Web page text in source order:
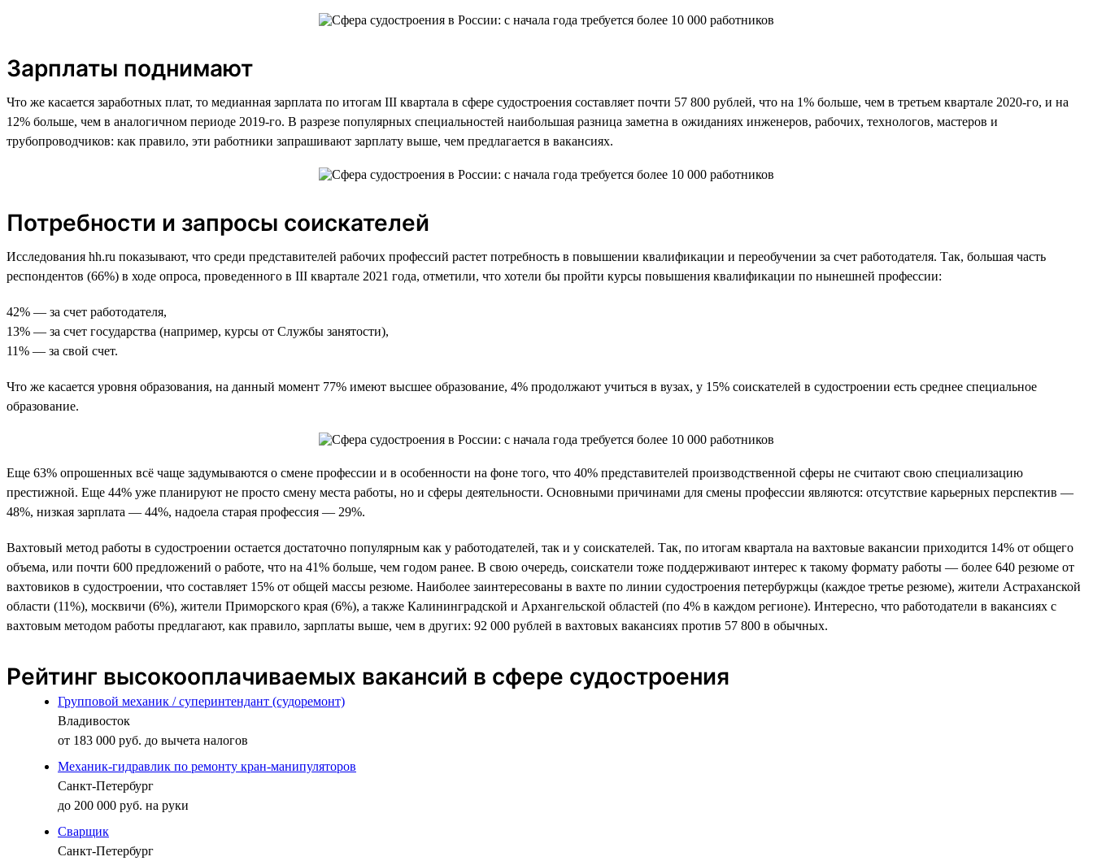
Зарплаты поднимают
Что же касается заработных плат, то медианная зарплата по итогам III квартала в сфере судостроения составляет почти 57 800 рублей, что на 1% больше, чем в третьем квартале 2020-го, и на
12% больше, чем в аналогичном периоде 2019-го. В разрезе популярных специальностей наибольшая разница заметна в ожиданиях инженеров, рабочих, технологов, мастеров и
трубопроводчиков: как правило, эти работники запрашивают зарплату выше, чем предлагается в вакансиях.
Потребности и запросы соискателей
Исследования hh.ru показывают, что среди представителей рабочих профессий растет потребность в повышении квалификации и переобучении за счет работодателя. Так, большая часть
респондентов (66%) в ходе опроса, проведенного в III квартале 2021 года, отметили, что хотели бы пройти курсы повышения квалификации по нынешней профессии:
42% — за счет работодателя,
13% — за счет государства (например, курсы от Службы занятости),
11% — за свой счет.
Что же касается уровня образования, на данный момент 77% имеют высшее образование, 4% продолжают учиться в вузах, у 15% соискателей в судостроении есть среднее специальное
образование.
Еще 63% опрошенных всё чаще задумываются о смене профессии и в особенности на фоне того, что 40% представителей производственной сферы не считают свою специализацию
престижной. Еще 44% уже планируют не просто смену места работы, но и сферы деятельности. Основными причинами для смены профессии являются: отсутствие карьерных перспектив —
48%, низкая зарплата — 44%, надоела старая профессия — 29%.
Вахтовый метод работы в судостроении остается достаточно популярным как у работодателей, так и у соискателей. Так, по итогам квартала на вахтовые вакансии приходится 14% от общего
объема, или почти 600 предложений о работе, что на 41% больше, чем годом ранее. В свою очередь, соискатели тоже поддерживают интерес к такому формату работы — более 640 резюме от
вахтовиков в судостроении, что составляет 15% от общей массы резюме. Наиболее заинтересованы в вахте по линии судостроения петербуржцы (каждое третье резюме), жители Астраханской
области (11%), москвичи (6%), жители Приморского края (6%), а также Калининградской и Архангельской областей (по 4% в каждом регионе). Интересно, что работодатели в вакансиях с
вахтовым методом работы предлагают, как правило, зарплаты выше, чем в других: 92 000 рублей в вахтовых вакансиях против 57 800 в обычных.
Рейтинг высокооплачиваемых вакансий в сфере судостроения
Групповой механик / суперинтендант (судоремонт)
Владивосток
от 183 000 руб. до вычета налогов
Механик-гидравлик по ремонту кран-манипуляторов
Санкт-Петербург
до 200 000 руб. на руки
Сварщик
Санкт-Петербург